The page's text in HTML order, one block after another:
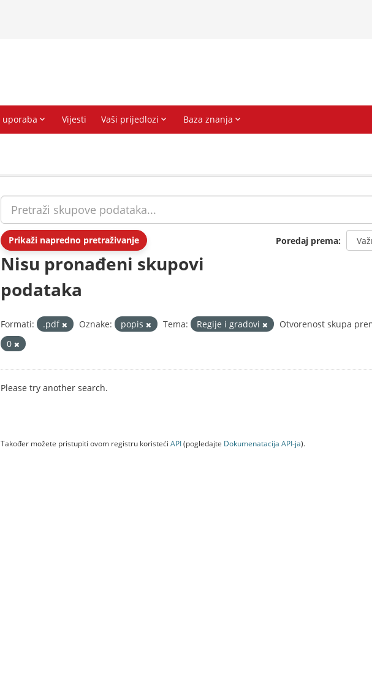
Prikaži napredno pretraživanje Poredaj prema
Nisu pronađeni skupovi
podataka
Formati: .pdf Oznake: popis Tema: Regije i gradovi
Otvorenost skupa
0
Please try another search.
Također možete pristupiti ovom registru koristeći API(pogledajte Dokumenаtаcijа API-jа).